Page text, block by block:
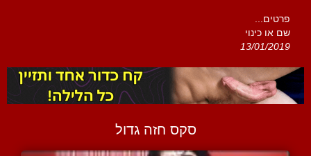
פרטים...
שם או כינוי
13/01/2019
סקס חזה גדול